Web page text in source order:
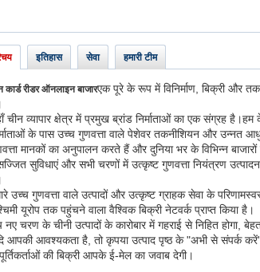
इतिहास सेवा हमारी टीम
कार्ड रीडर ऑनलाइन बाजारएक पूरे के रूप में विनिर्माण, बिक्री और
चीन व्यापार क्षेत्र में प्रमुख ब्रांड निर्माताओं का एक संग्रह
के पास उच्च गुणवत्ता वाले पेशेवर तकनीशियन और उन्नत
मानकों का अनुपालन करते हैं और दुनिया भर के विभिन्न
सुविधाएं और सभी चरणों में उत्कृष्ट गुणवत्ता नियंत्रण
उच्च गुणवत्ता वाले उत्पादों और उत्कृष्ट ग्राहक सेवा के
यूरोप तक पहुंचने वाला वैश्विक बिक्री नेटवर्क प्राप्त किया है।
नए चरण के चीनी उत्पादों के कारोबार में गहराई से निहित
आपकी आवश्यकता है, तो कृपया उत्पाद पृष्ठ के "अभी से संपर्क
की बिक्री आपके ई-मेल का जवाब देगी।